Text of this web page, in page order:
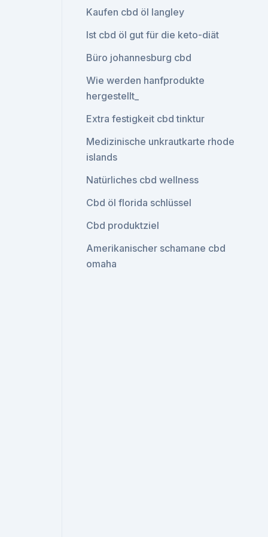
Kaufen cbd öl langley
Ist cbd öl gut für die keto-diät
Büro johannesburg cbd
Wie werden hanfprodukte
hergestellt_
Extra festigkeit cbd tinktur
Medizinische unkrautkarte rhode
islands
Natürliches cbd wellness
Cbd öl florida schlüssel
Cbd produktziel
Amerikanischer schamane cbd
omaha